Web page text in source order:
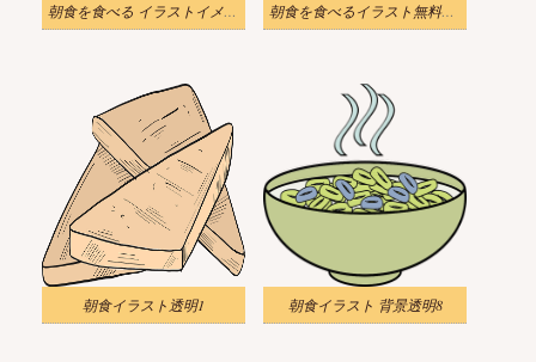
朝食を食べる イラストイメージ 朝食を食べるイラスト無料ダウンロード
朝食イラスト透明1 朝食イラスト 背景透明8